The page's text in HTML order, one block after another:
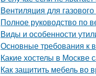
Вентиляция для
Полное руководство по
Виды и особенности
Основные требования к
Какие хостелы в Москве
Как защитить мебель во